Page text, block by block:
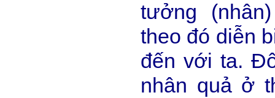
tưởng
theo đó diễn
đến với ta.
nhân quả ở